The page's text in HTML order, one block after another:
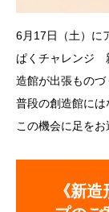
6月17日（土）に
ぱくチャレンジ
造館が出張ものづ
普段の創造館に
この機会に足を
《新造